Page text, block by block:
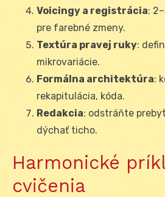
Voicingy a registrácia:
pre farebné zmeny.
Textúra pravej ruky:
mikrovariácie.
Formálna architektúra:
rekapitulácia, kóda.
Redakcia: odstráňte
dýchať ticho.
Harmonické
cvičenia